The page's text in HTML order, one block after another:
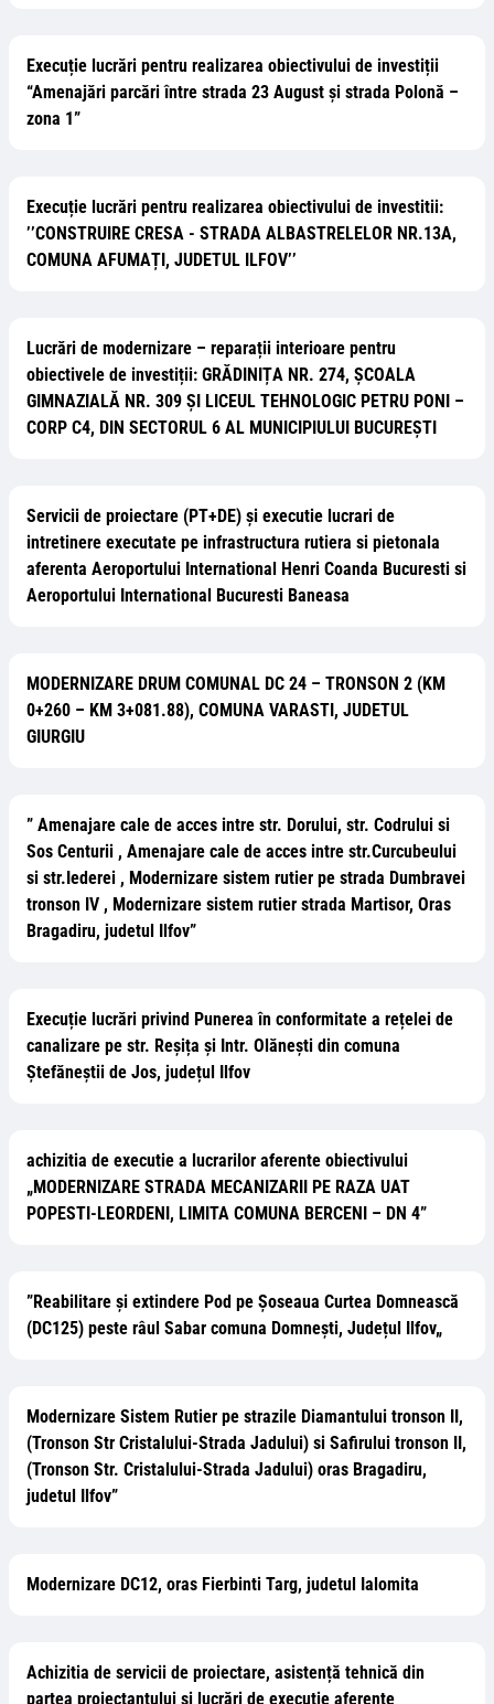
Execuție lucrări pentru realizarea obiectivului de investiții
“Amenajări parcări între strada 23 August și strada Polonă –
zona 1”
Execuție lucrări pentru realizarea obiectivului de investitii:
’’CONSTRUIRE CRESA - STRADA ALBASTRELELOR NR.13A,
COMUNA AFUMAȚI, JUDETUL ILFOV’’
Lucrări de modernizare – reparații interioare pentru
obiectivele de investiții: GRĂDINIȚA NR. 274, ȘCOALA
GIMNAZIALĂ NR. 309 ȘI LICEUL TEHNOLOGIC PETRU PONI –
CORP C4, DIN SECTORUL 6 AL MUNICIPIULUI BUCUREȘTI
Servicii de proiectare (PT+DE) și executie lucrari de
intretinere executate pe infrastructura rutiera si pietonala
aferenta Aeroportului International Henri Coanda Bucuresti si
Aeroportului International Bucuresti Baneasa
MODERNIZARE DRUM COMUNAL DC 24 – TRONSON 2 (KM
0+260 – KM 3+081.88), COMUNA VARASTI, JUDETUL
GIURGIU
” Amenajare cale de acces intre str. Dorului, str. Codrului si
Sos Centurii , Amenajare cale de acces intre str.Curcubeului
si str.Iederei , Modernizare sistem rutier pe strada Dumbravei
tronson IV , Modernizare sistem rutier strada Martisor, Oras
Bragadiru, judetul Ilfov”
Execuție lucrări privind Punerea în conformitate a rețelei de
canalizare pe str. Reșița și Intr. Olănești din comuna
Ștefăneștii de Jos, județul Ilfov
achizitia de executie a lucrarilor aferente obiectivului
„MODERNIZARE STRADA MECANIZARII PE RAZA UAT
POPESTI-LEORDENI, LIMITA COMUNA BERCENI – DN 4”
”Reabilitare și extindere Pod pe Șoseaua Curtea Domnească
(DC125) peste râul Sabar comuna Domnești, Județul Ilfov„
Modernizare Sistem Rutier pe strazile Diamantului tronson II,
(Tronson Str Cristalului-Strada Jadului) si Safirului tronson II,
(Tronson Str. Cristalului-Strada Jadului) oras Bragadiru,
judetul Ilfov”
Modernizare DC12, oras Fierbinti Targ, judetul Ialomita
Achizitia de servicii de proiectare, asistență tehnică din
partea proiectantului și lucrări de execuție aferente